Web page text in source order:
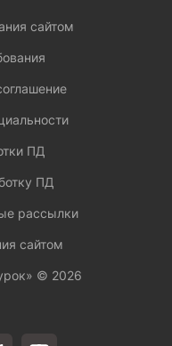
сайтом
ПД
ПД
рассылки
сайтом
© 2026